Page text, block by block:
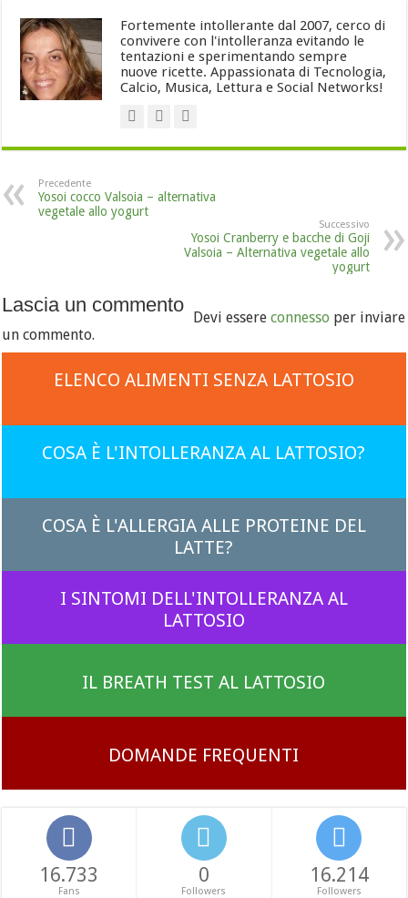
Fortemente intollerante dal 2007, cerco di
convivere con l'intolleranza evitando le
tentazioni e sperimentando sempre
nuove ricette. Appassionata di Tecnologia,
Calcio, Musica, Lettura e Social Networks!
Precedente
Yosoi cocco Valsoia – alternativa
vegetale allo yogurt
Successivo
Yosoi Cranberry e bacche di Goji
Valsoia – Alternativa vegetale allo
yogurt
Lascia un commento
Devi essereconnesso per inviare
un commento.
ELENCO ALIMENTI SENZA LATTOSIO
COSA È L'INTOLLERANZA AL LATTOSIO?
COSA È L'ALLERGIA ALLE PROTEINE DEL
LATTE?
I SINTOMI DELL'INTOLLERANZA AL
LATTOSIO
IL BREATH TEST AL LATTOSIO
DOMANDE FREQUENTI
16.733
Fans
0
Followers
16.214
Followers